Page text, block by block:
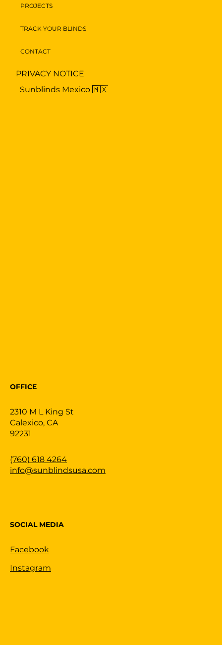
PROJECTS
TRACK YOUR BLINDS
CONTACT
PRIVACY NOTICE
Sunblinds Mexico 🇲🇽
(760) 618 4264
info@sunblindsusa.com
2310 M L King St
Calexico, CA
92231
OFFICE
SOCIAL MEDIA
Facebook
Instagram